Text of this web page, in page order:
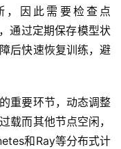
，因此需要检查点
通过定期保存模型状
后快速恢复训练，避
重要环节，动态调整
载而其他节点空闲，
和Ray等分布式计